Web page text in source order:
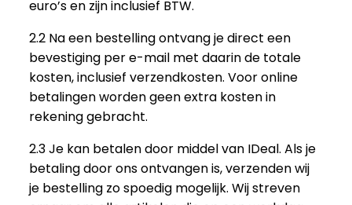
euro’s en zijn inclusief BTW.
2.2 Na een bestelling ontvang je direct een
bevestiging per e-mail met daarin de totale
kosten, inclusief verzendkosten. Voor online
betalingen worden geen extra kosten in
rekening gebracht.
2.3 Je kan betalen door middel van IDeal. Als je
betaling door ons ontvangen is, verzenden wij
je bestelling zo spoedig mogelijk. Wij streven